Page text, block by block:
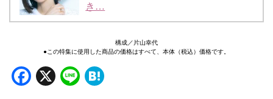
き…
構成／片山幸代
●この特集に使用した商品の価格はすべて、本体（税込）価格です。
Facebook
X Line